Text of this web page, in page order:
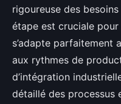
rigoureuse des
étape est cruciale pour
s’adapte parfaitement
aux rythmes de
d’intégration
détaillé des processus